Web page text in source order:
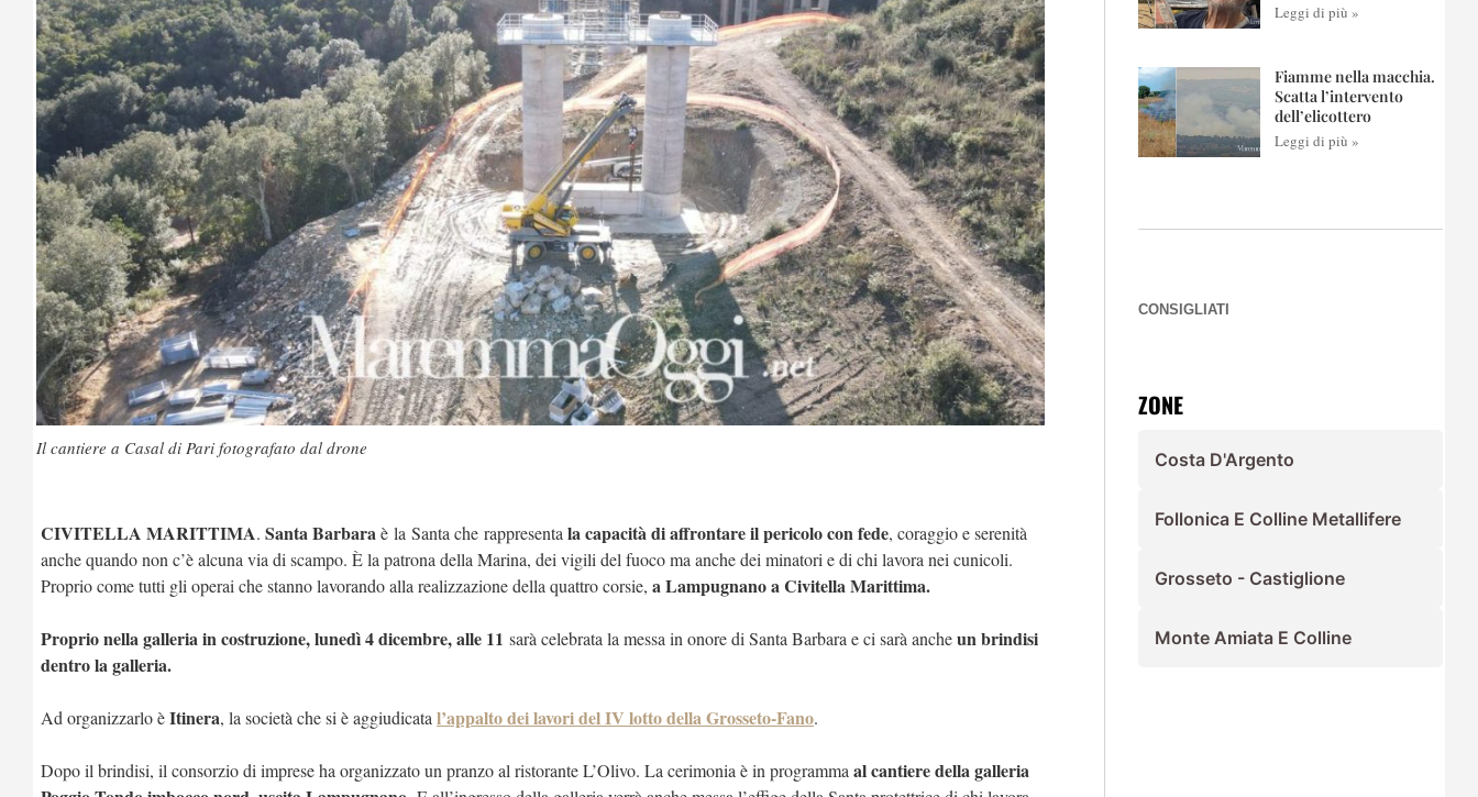
Il cantiere a Casal di Pari fotografato dal drone
CIVITELLA MARITTIMA. Santa Barbaraè la Santa che rappresenta la capacità di affrontare il pericolo con fede, coraggio e serenità
anche quando non c’è alcuna via di scampo. È la patrona della Marina, dei vigili del fuoco ma anche dei minatori e di chi lavora nei cunicoli.
Proprio come tutti gli operai che stanno lavorando alla realizzazione della quattro corsie, a Lampugnano a Civitella Marittima.
Proprio nella galleria in costruzione, lunedì 4 dicembre, alle 11 sarà celebrata la messa in onore di Santa Barbara e ci sarà ancheun brindisi
dentro la galleria.
Ad organizzarlo èItinera, la società che si è aggiudicata l’appalto dei lavori del IV lotto della Grosseto-Fano.
Dopo il brindisi, il consorzio di imprese ha organizzato un pranzo al ristorante L’Olivo. La cerimonia è in programma al cantiere della galleria
Leggi di più »
Fiamme nella macchia.
Scatta l’intervento
dell’elicottero
Leggi di più »
CONSIGLIATI
ZONE
Costa D'Argento
Follonica E Colline Metallifere
Grosseto - Castiglione
Monte Amiata E Colline